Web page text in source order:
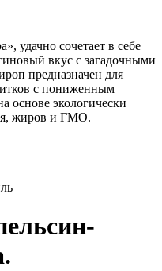
удачно сочетает в себе
вкус с загадочными
предназначен для
с пониженным
основе экологически
жиров и ГМО.